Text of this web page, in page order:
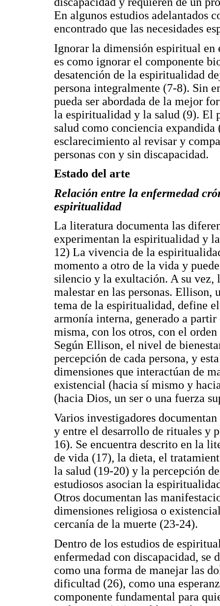
En algunos estudios adelantados
encontrado que las necesidades
Ignorar la dimensión espiritual en
es como ignorar el componente
desatención de la espiritualidad
persona integralmente (7-8). Sin
pueda ser abordada de la mejor
la espiritualidad y la salud (9). El
salud como conciencia expandida
esclarecimiento al revisar y
personas con y sin discapacidad.
Estado del arte
Relación entre la enfermedad
espiritualidad
La literatura documenta las
experimentan la espiritualidad y
12) La vivencia de la
momento a otro de la vida y
silencio y la exultación. A su vez,
malestar en las personas. Ellison,
tema de la espiritualidad, define
armonía interna, generado a
misma, con los otros, con el
Según Ellison, el nivel de
percepción de cada persona, y
dimensiones que interactúan de
existencial (hacia sí mismo y
(hacia Dios, un ser o una fuerza
Varios investigadores
y entre el desarrollo de rituales y
16). Se encuentra descrito en la
de vida (17), la dieta, el
la salud (19-20) y la percepción
estudiosos asocian la
Otros documentan las
dimensiones religiosa o
cercanía de la muerte (23-24).
Dentro de los estudios de
enfermedad con discapacidad, se
como una forma de manejar las
dificultad (26), como una
componente fundamental para